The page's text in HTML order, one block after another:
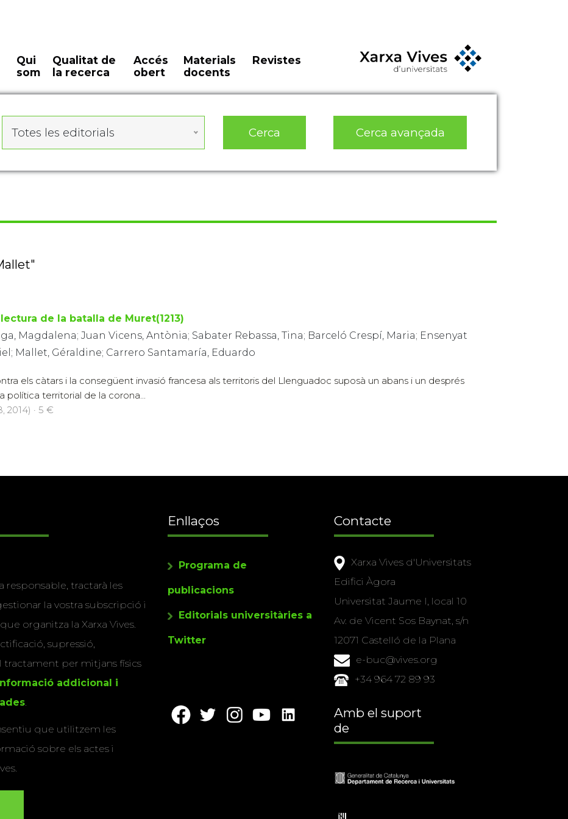
Qui
som
Qualitat de
la recerca
Accés
obert
Materials
docents
Revistes
Totes les editorials Cerca Cerca avançada
de la batalla de Muret(1213)
Magdalena; Juan Vicens, Antònia; Sabater Rebassa, Tina; Barceló Crespí, Maria; Ensenyat
Mallet, Géraldine; Carrero Santamaría, Eduardo
els càtars i la consegüent invasió francesa als territoris del Llenguadoc suposà un abans i un després
política territorial de la corona...
2014) · 5 €
responsable, tractarà les
la vostra subscripció i
organitza la Xarxa Vives.
supressió,
per mitjans físics
addicional i
.
que utilitzem les
sobre els actes i
Enllaços
Programa de
publicacions
Editorials universitàries a
Twitter
Contacte
Xarxa Vives d'Universitats
Edifici Àgora
Universitat Jaume I, local 10
Av. de Vicent Sos Baynat, s/n
12071 Castelló de la Plana
e-buc@vives.org
+34 964 72 89 93
Amb el suport
de